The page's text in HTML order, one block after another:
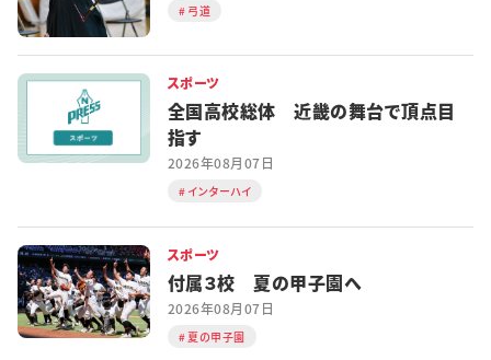
弓道
スポーツ
全国高校総体 近畿の舞台で頂点目
指す
2026年08月07日
インターハイ
スポーツ
付属３校 夏の甲子園へ
2026年08月07日
夏の甲子園